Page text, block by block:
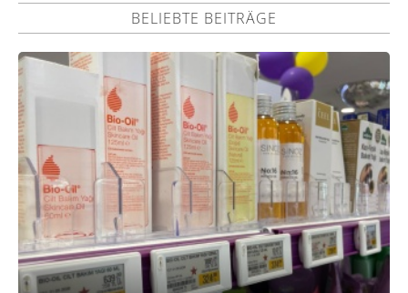
BELIEBTE BEITRÄGE